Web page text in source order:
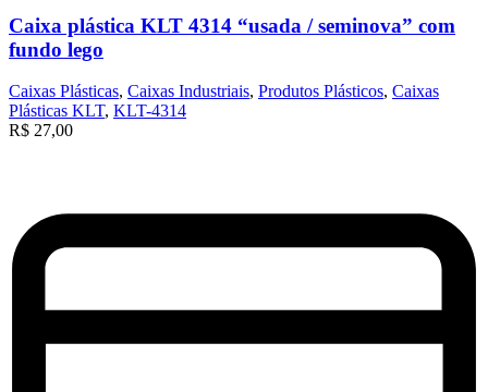
Caixa plástica KLT 4314 “usada / seminova” com
fundo lego
Caixas Plásticas, Caixas Industriais, Produtos Plásticos, Caixas
Plásticas KLT, KLT-4314
R$ 27,00